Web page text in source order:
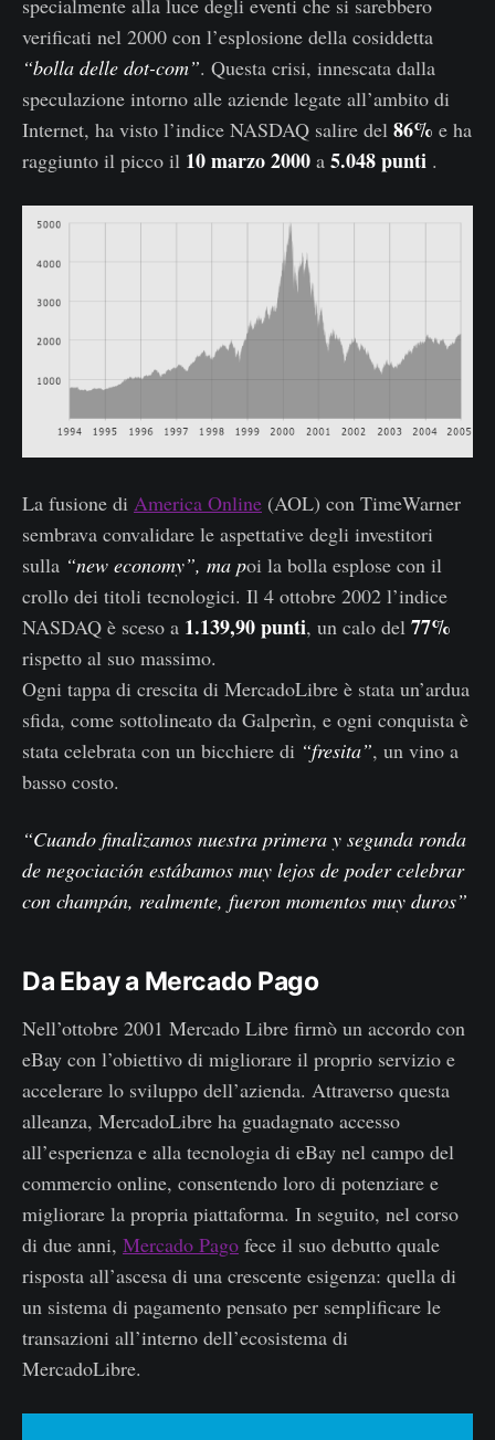
specialmente alla luce degli eventi che si sarebbero
verificati nel 2000 con l’esplosione della cosiddetta
“bolla delle dot-com”. Questa crisi, innescata dalla
speculazione intorno alle aziende legate all’ambito di
Internet, ha visto l’indice NASDAQ salire del 86% e ha
raggiunto il picco il 10 marzo 2000 a 5.048 punti .
La fusione di America Online (AOL) con TimeWarner
sembrava convalidare le aspettative degli investitori
sulla “new economy”, ma poi la bolla esplose con il
crollo dei titoli tecnologici. Il 4 ottobre 2002 l’indice
NASDAQ è sceso a 1.139,90 punti, un calo del 77%
rispetto al suo massimo.
Ogni tappa di crescita di MercadoLibre è stata un’ardua
sfida, come sottolineato da Galperìn, e ogni conquista è
stata celebrata con un bicchiere di “fresita”, un vino a
basso costo.
“Cuando finalizamos nuestra primera y segunda ronda
de negociación estábamos muy lejos de poder celebrar
con champán, realmente, fueron momentos muy duros”
Da Ebay a Mercado Pago
Nell’ottobre 2001 Mercado Libre firmò un accordo con
eBay con l’obiettivo di migliorare il proprio servizio e
accelerare lo sviluppo dell’azienda. Attraverso questa
alleanza, MercadoLibre ha guadagnato accesso
all’esperienza e alla tecnologia di eBay nel campo del
commercio online, consentendo loro di potenziare e
migliorare la propria piattaforma. In seguito, nel corso
di due anni, Mercado Pago fece il suo debutto quale
risposta all’ascesa di una crescente esigenza: quella di
un sistema di pagamento pensato per semplificare le
transazioni all’interno dell’ecosistema di
MercadoLibre.